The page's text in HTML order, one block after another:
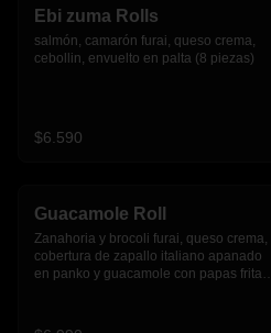
Ebi zuma Rolls
salmón, camarón furai, queso crema,
cebollin, envuelto en palta (8 piezas)
$6.590
Guacamole Roll
Zanahoria y brocoli furai, queso crema,
cobertura de zapallo italiano apanado
en panko y guacamole con papas fritas.